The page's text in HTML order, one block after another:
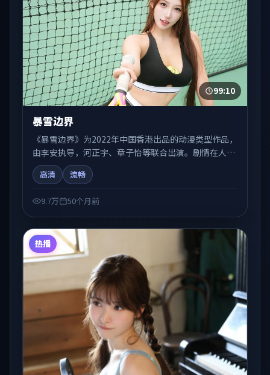
99:10
暴雪边界
《暴雪边界》为2022年中国香港出品的动漫类型作品，
由李安执导，河正宇、章子怡等联合出演。剧情在人物
弧光与节奏推进中展开，兼具叙事张力与视听质感。适
合关注国产在线观看、热播国产剧与院线佳片的观众收
高清 流畅
9.7万 50个月前
热播